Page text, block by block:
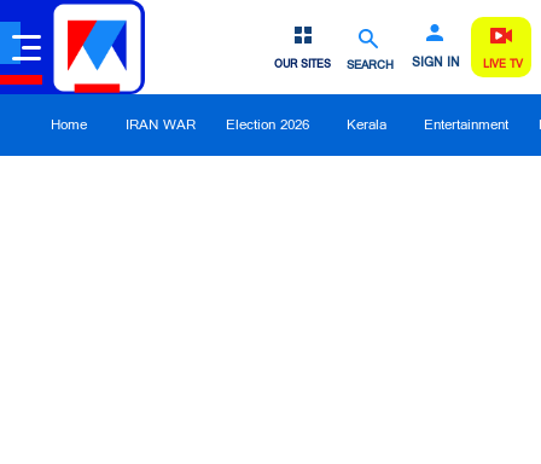
SEARCH SIGN IN
OUR SITES LIVE TV
Home IRAN WAR Election 2026 Kerala Entertainment